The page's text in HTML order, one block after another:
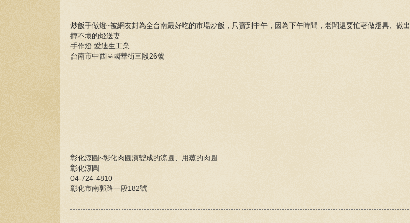
炒飯手做燈~被網友封為全台南最好吃的市場炒飯，只賣到中午，因為下午時間，老闆還要忙著做燈具、做出
摔不壞的燈送妻
手作燈:愛迪生工業
台南市中西區國華街三段26號
彰化涼圓~彰化肉圓演變成的涼圓、用蒸的肉圓
彰化涼圓
04-724-4810
彰化市南郭路一段182號